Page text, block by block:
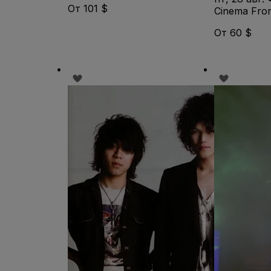
От 101 $
Cinema
От 60 $